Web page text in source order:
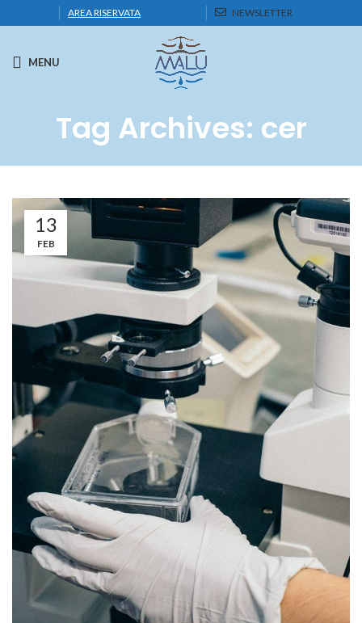
AREA RISERVATA NEWSLETTER
MENU
Tag Archives: cer
13
FEB